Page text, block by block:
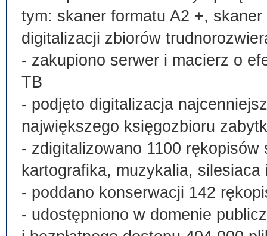
tym: skaner formatu A2 +,
digitalizacji zbiorów
- zakupiono serwer i macierz o
TB
- podjęto digitalizacja
największego księgozbioru
- zdigitalizowano 1100
kartografika, muzykalia, silesiaca
- poddano konserwacji 142
- udostępniono w domenie